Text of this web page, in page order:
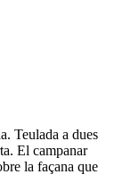
Teulada a dues
El campanar
la façana que